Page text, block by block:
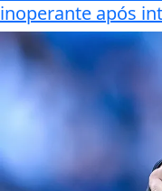
inoperante após